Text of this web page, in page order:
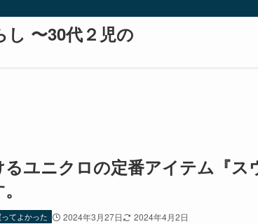
〜30代２児の
ユニクロの定番アイテム『ス
ってよかった 2024年3月27日 2024年4月2日